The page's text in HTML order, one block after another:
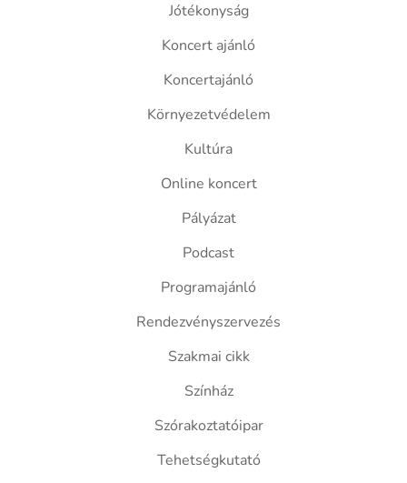
Jótékonyság
Koncert ajánló
Koncertajánló
Környezetvédelem
Kultúra
Online koncert
Pályázat
Podcast
Programajánló
Rendezvényszervezés
Szakmai cikk
Színház
Szórakoztatóipar
Tehetségkutató